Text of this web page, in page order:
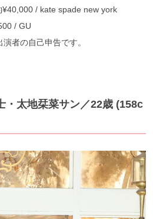
/ kate spade new york
/ GU
者の自己申告です。
・太地栞菜サン／22歳 (158c